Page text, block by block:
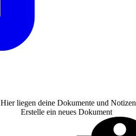
Hier liegen deine Dokumente und Notizen
Erstelle ein neues Dokument